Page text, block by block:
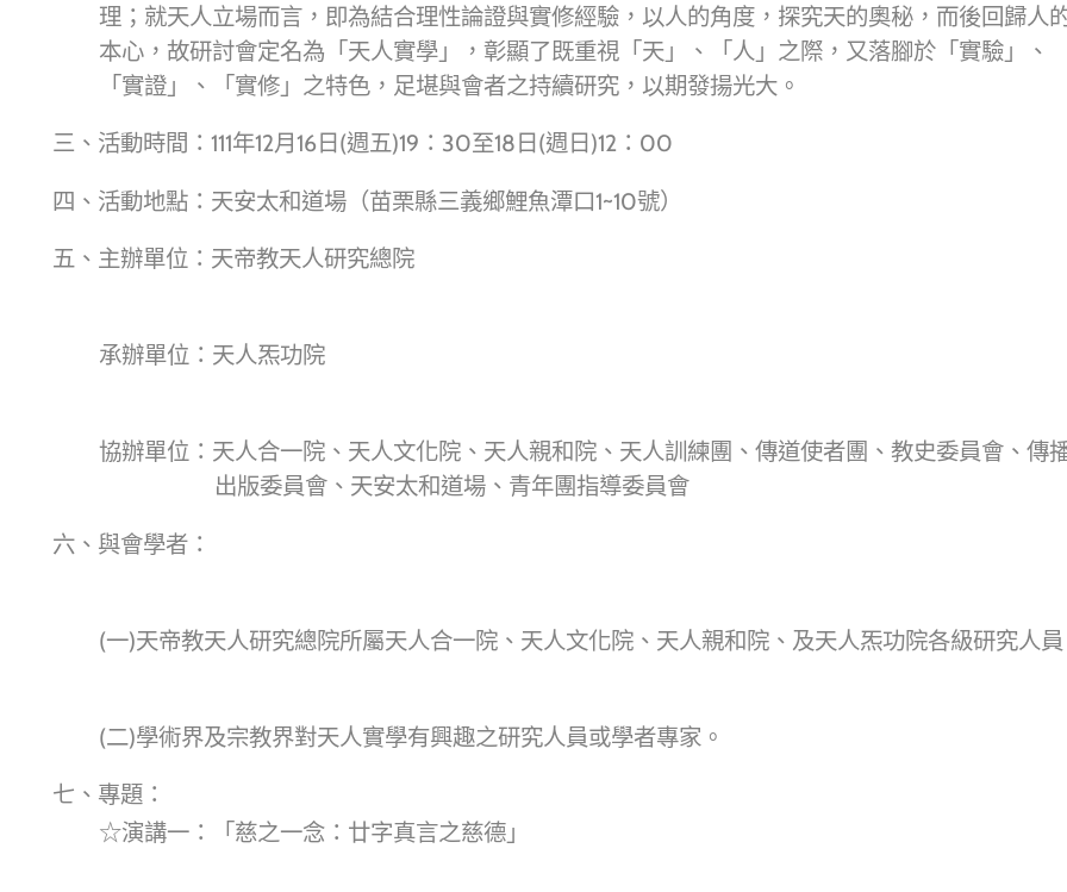
理；就天人立場而言，即為結合理性論證與實修經驗，以人的角度，探究天的奧秘，而後回歸人
本心，故研討會定名為「天人實學」，彰顯了既重視「天」、「人」之際，又落腳於「實驗」、
「實證」、「實修」之特色，足堪與會者之持續研究，以期發揚光大。
三、活動時間：111年12月16日(週五)19：30至18日(週日)12：00
四、活動地點：天安太和道場（苗栗縣三義鄉鯉魚潭口1~10號）
五、主辦單位：天帝教天人研究總院
承辦單位：天人炁功院
協辦單位：天人合一院、天人文化院、天人親和院、天人訓練團、傳道使者團、教史委員會、傳
出版委員會、天安太和道場、青年團指導委員會
六、與會學者：
(一)天帝教天人研究總院所屬天人合一院、天人文化院、天人親和院、及天人炁功院各級研究人
(二)學術界及宗教界對天人實學有興趣之研究人員或學者專家。
七、專題：
☆演講一：「慈之一念：廿字真言之慈德」